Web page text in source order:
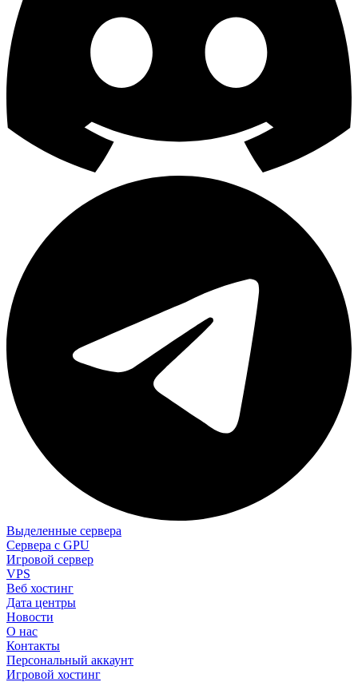
Выделенные сервера
Сервера с GPU
Игровой сервер
VPS
Веб хостинг
Дата центры
Новости
О нас
Контакты
Персональный аккаунт
Игровой хостинг